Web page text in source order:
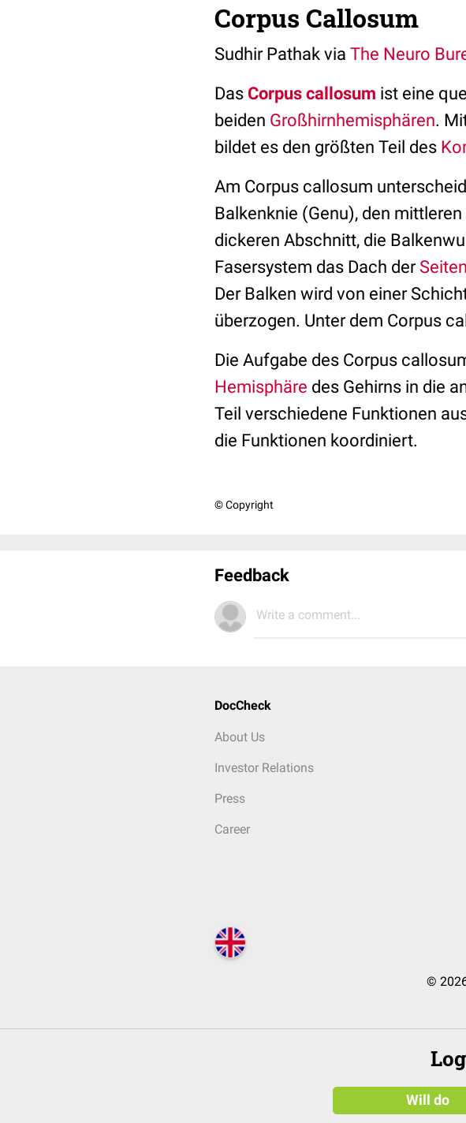
Corpus Callosum
Sudhir Pathak via The Neuro
Das Corpus callosum ist eine
beiden Großhirnhemisphären.
bildet es den größten Teil des
Am Corpus callosum
Balkenknie (Genu), den
dickeren Abschnitt, die
Fasersystem das Dach der
Der Balken wird von einer
überzogen. Unter dem Corpus
Die Aufgabe des Corpus
Hemisphäre des Gehirns in die
Teil verschiedene Funktionen
die Funktionen koordiniert.
© Copyright
Feedback
Write a comment...
DocCheck
About Us
Investor Relations
Press
Career
©
Will do